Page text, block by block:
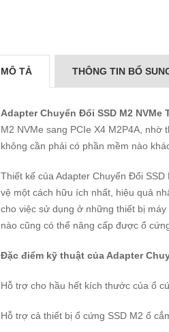
MÔ TẢ THÔNG TIN BỔ
Adapter Chuyển Đổi SSD M2 NVMe
M2 NVMe sang PCIe X4 M2P4A,
không cần phải có phần mềm nào
Thiết kế của Adapter Chuyển Đổi
vệ một cách hữu ích nhất, hiệu quả
cho việc sử dụng ở những thiết bị
nào cũng có thể nâng cấp được ổ
Đặc điểm kỹ thuật của Adapter
Hỗ trợ cho hầu hết kích thước của ổ
Hỗ trợ cả thiết bị ổ cứng SSD M2 ổ